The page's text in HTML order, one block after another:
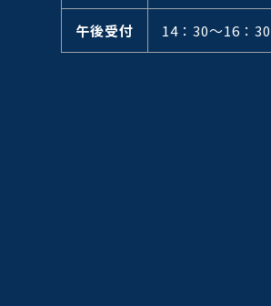
午後受付 14：30～16：30